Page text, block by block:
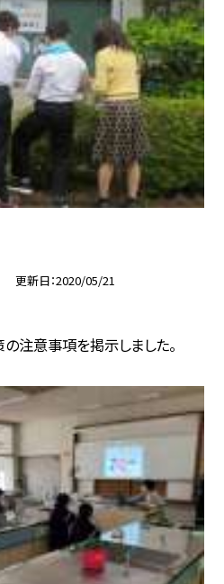
更新日 2020/05/21
注意事項を掲示しました。